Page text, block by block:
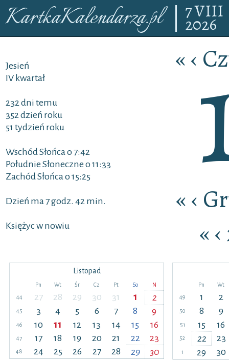
KartkaKalendarza.pl 7VIII
2026
Jesień
IV kwartał
232 dni temu
352 dzień roku
51 tydzień roku
Wschód Słońca o 7:42
Południe Słoneczne o 11:33
Zachód Słońca o 15:25
Dzień ma 7 godz. 42 min.
Księżyc w nowiu
«‹
«‹
«‹
Listopad
Pn Wt Śr Cz Pt So
N
44
27 28 29 30 31 1 2
45 3 4 5 6 7 8 9
46 10 11 12 13 14 15 16
47 17 18 19 20 21 22 23
48 24 25 26 27 28 29 30
Pn
Wt
49
1 2
50 8 9
51 15 16
52 22 23
1 29 30